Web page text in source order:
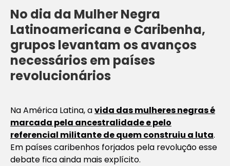
No dia da Mulher Negra
Latinoamericana e Caribenha,
grupos levantam os avanços
necessários em países
revolucionários
Na América Latina, avida das mulheres negras é
marcada pela ancestralidade e pelo
referencial militante de quem construiu a luta.
Em países caribenhos forjados pela revolução esse
debate fica ainda mais explícito.